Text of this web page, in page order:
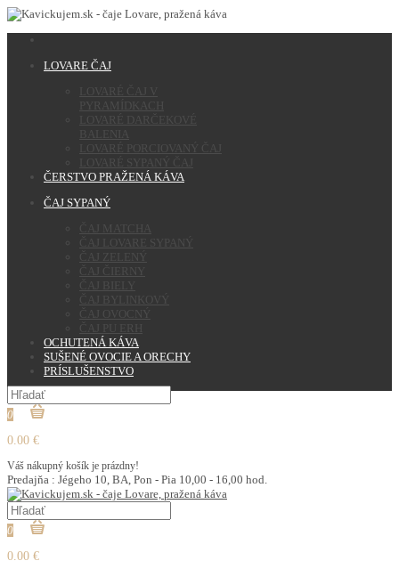
LOVARE ČAJ
LOVARÉ ČAJ V
PYRAMÍDKACH
LOVARÉ DARČEKOVÉ
BALENIA
LOVARÉ PORCIOVANÝ ČAJ
LOVARÉ SYPANÝ ČAJ
ČERSTVO PRAŽENÁ KÁVA
ČAJ SYPANÝ
ČAJ MATCHA
ČAJ LOVARE SYPANÝ
ČAJ ZELENÝ
ČAJ ČIERNY
ČAJ BIELY
ČAJ BYLINKOVÝ
ČAJ OVOCNÝ
ČAJ PU ERH
OCHUTENÁ KÁVA
SUŠENÉ OVOCIE A ORECHY
PRÍSLUŠENSTVO
0
0.00 €
Váš nákupný košík je prázdny!
Predajňa : Jégeho 10, BA, Pon - Pia 10,00 - 16,00 hod.
0
0.00 €